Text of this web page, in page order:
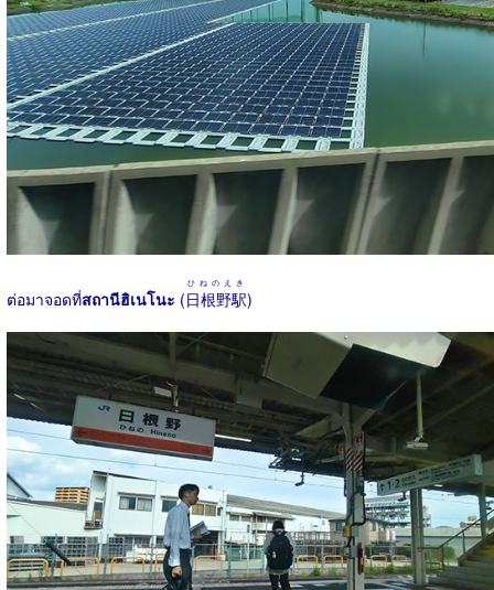
ต่อมาจอดที่สถานีฮิเนโนะ (日根野駅
ひねのえき
)